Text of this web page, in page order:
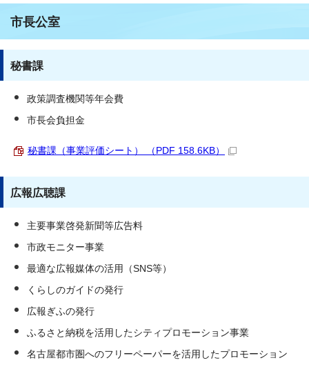
市長公室
秘書課
政策調査機関等年会費
市長会負担金
秘書課（事業評価シート） （PDF 158.6KB）
広報広聴課
主要事業啓発新聞等広告料
市政モニター事業
最適な広報媒体の活用（SNS等）
くらしのガイドの発行
広報ぎふの発行
ふるさと納税を活用したシティプロモーション事業
名古屋都市圏へのフリーペーパーを活用したプロモーション